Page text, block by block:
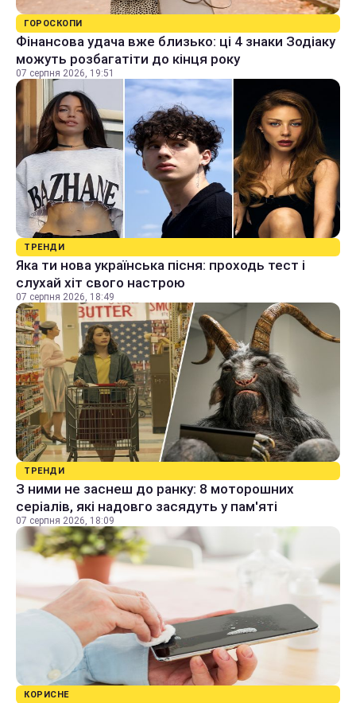
ГОРОСКОПИ
Фінансова удача вже близько: ці 4 знаки Зодіаку
можуть розбагатіти до кінця року
07 серпня 2026, 19:51
ТРЕНДИ
Яка ти нова українська пісня: проходь тест і
слухай хіт свого настрою
07 серпня 2026, 18:49
ТРЕНДИ
З ними не заснеш до ранку: 8 моторошних
серіалів, які надовго засядуть у пам'яті
07 серпня 2026, 18:09
КОРИСНЕ